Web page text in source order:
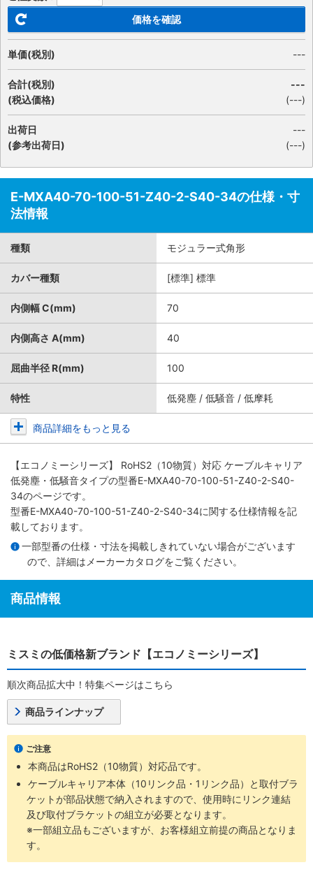
価格を確認
単価(税別) ---
合計(税別)
(税込価格)
---
(---)
出荷日
(参考出荷日)
---
(---)
E-MXA40-70-100-51-Z40-2-S40-34の仕様・寸
法情報
種類 モジュラー式角形
カバー種類 [標準] 標準
内側幅 C(mm) 70
内側高さ A(mm) 40
屈曲半径 R(mm) 100
特性 低発塵 / 低騒音 / 低摩耗
商品詳細をもっと見る
【エコノミーシリーズ】 RoHS2（10物質）対応 ケーブルキャリア
低発塵・低騒音タイプの型番E-MXA40-70-100-51-Z40-2-S40-
34のページです。
型番E-MXA40-70-100-51-Z40-2-S40-34に関する仕様情報を記
載しております。
一部型番の仕様・寸法を掲載しきれていない場合がございます
ので、詳細は メーカーカタログをご覧ください。
商品情報
ミスミの低価格新ブランド【エコノミーシリーズ】
順次商品拡大中！特集ページはこちら
商品ラインナップ
ご注意
本商品はRoHS2（10物質）対応品です。
ケーブルキャリア本体（10リンク品・1リンク品）と取付ブラ
ケットが部品状態で納入されますので、使用時にリンク連結
及び取付ブラケットの組立が必要となります。
※一部組立品もございますが、お客様組立前提の商品となりま
す。